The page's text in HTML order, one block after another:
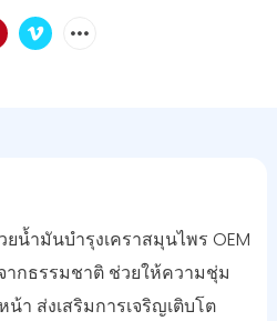
ยน้ำมันบำรุงเคราสมุนไพร OEM
ากธรรมชาติ ช่วยให้ความชุ่ม
า ส่งเสริมการเจริญเติบโต